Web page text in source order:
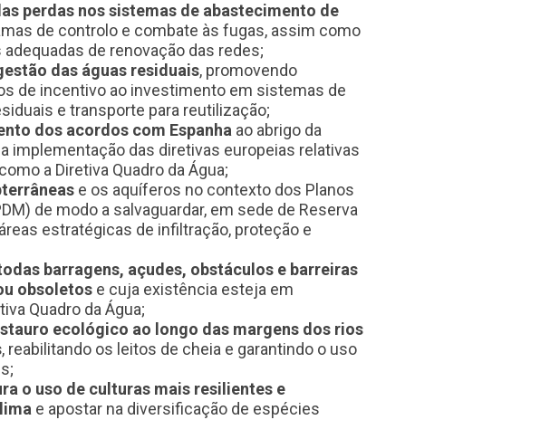
perdas nos sistemas de abastecimento de
de controlo e combate às fugas, assim como
de renovação das redes;
das águas residuais, promovendo
de incentivo ao investimento em sistemas de
e transporte para reutilização;
dos acordos com Espanha ao abrigo da
implementação das diretivas europeias relativas
a Diretiva Quadro da Água;
e os aquíferos no contexto dos Planos
de modo a salvaguardar, em sede de Reserva
estratégicas de infiltração, proteção e
barragens, açudes, obstáculos e barreiras
obsoletos e cuja existência esteja em
Quadro da Água;
ecológico ao longo das margens dos rios
, reabilitando os leitos de cheia e garantindo o uso
o uso de culturas mais resilientes e
e apostar na diversificação de espécies